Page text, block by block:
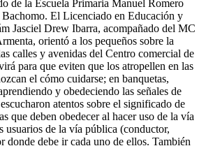
de la Escuela Primaria Manuel Romero
El Licenciado en Educación y
Jasciel Drew Ibarra, acompañado del MC
orientó a los pequeños sobre la
calles y avenidas del Centro comercial de
para que eviten que los atropellen en las
el cómo cuidarse; en banquetas,
y obedeciendo las señales de
atentos sobre el significado de
que deben obedecer al hacer uso de la vía
usuarios de la vía pública (conductor,
donde debe ir cada uno de ellos. También